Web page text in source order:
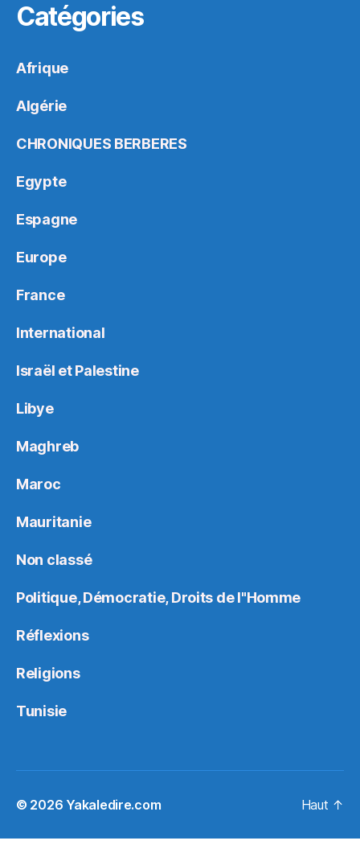
Catégories
Afrique
Algérie
CHRONIQUES BERBERES
Egypte
Espagne
Europe
France
International
Israël et Palestine
Libye
Maghreb
Maroc
Mauritanie
Non classé
Politique, Démocratie, Droits de l"Homme
Réflexions
Religions
Tunisie
© 2026 Yakaledire.com Haut ↑